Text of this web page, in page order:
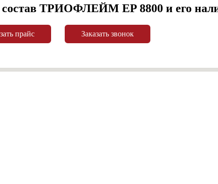
ТРИОФЛЕЙМ EP 8800 и его
прайс Заказать звонок